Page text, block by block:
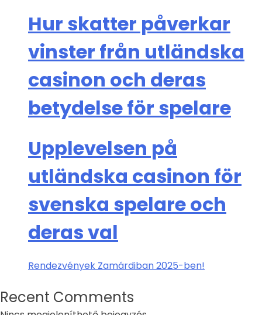
Hur skatter påverkar
vinster från utländska
casinon och deras
betydelse för spelare
Upplevelsen på
utländska casinon för
svenska spelare och
deras val
Rendezvények Zamárdiban 2025-ben!
Recent Comments